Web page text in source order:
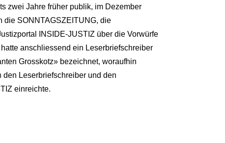
zwei Jahre früher publik, im Dezember
die SONNTAGSZEITUNG, die
INSIDE-JUSTIZ über die Vorwürfe
anschliessend ein Leserbriefschreiber
Grosskotz» bezeichnet, woraufhin
Leserbriefschreiber und den
einreichte.